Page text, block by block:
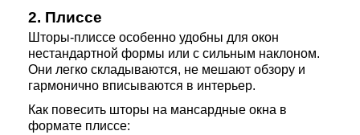
2. Плиссе
Шторы-плиссе особенно удобны для окон
нестандартной формы или с сильным наклоном.
Они легко складываются, не мешают обзору и
гармонично вписываются в интерьер.
Как повесить шторы на мансардные окна в
формате плиссе: